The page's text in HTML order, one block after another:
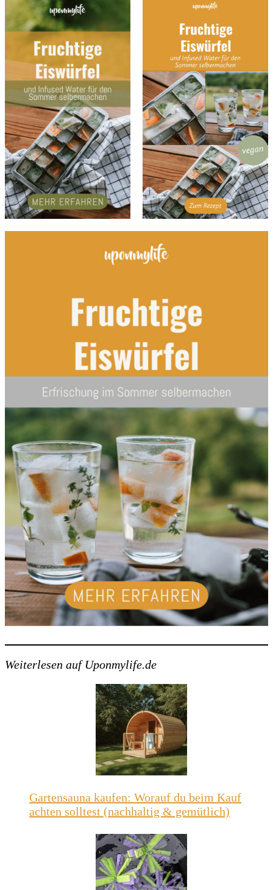
Weiterlesen auf Uponmylife.de
Gartensauna kaufen: Worauf du beim Kauf
achten solltest (nachhaltig & gemütlich)